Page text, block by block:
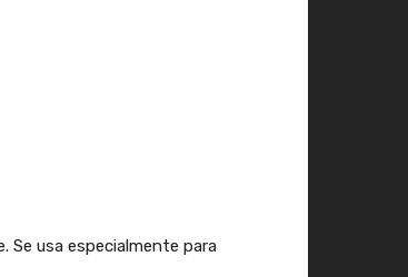
Se usa especialmente para